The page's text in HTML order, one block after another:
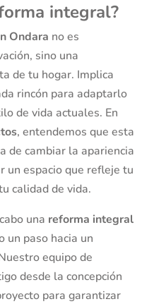
integral?
Ondara no es
sino una
de tu hogar. Implica
rincón para adaptarlo
de vida actuales. En
, entendemos que esta
de cambiar la apariencia
un espacio que refleje tu
calidad de vida.
una reforma integral
un paso hacia un
equipo de
desde la concepción
para garantizar